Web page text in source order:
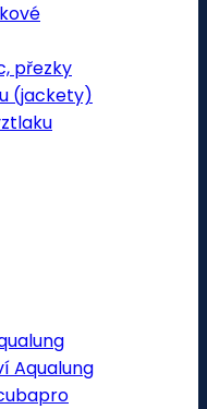
přezky
(jackety)
Aqualung